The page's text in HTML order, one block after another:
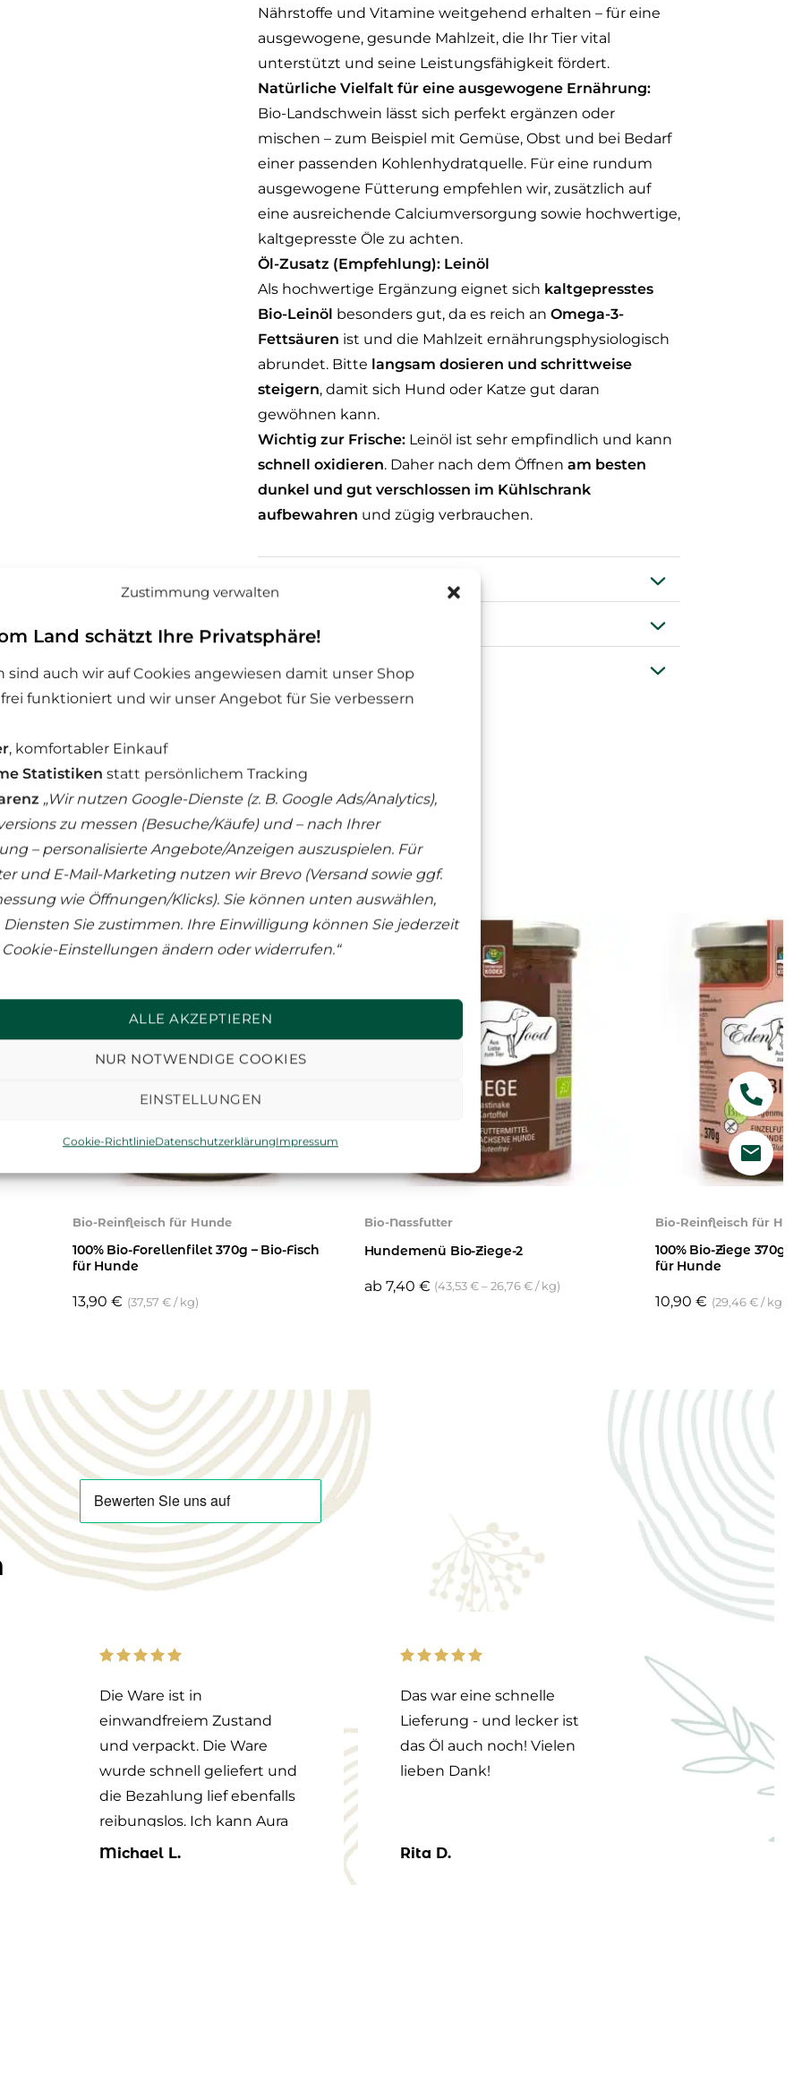
Zustimmung verwalten
Land schätzt Ihre Privatsphäre!
sind auch wir auf Cookies angewiesen damit unser Shop
funktioniert und wir unser Angebot für Sie verbessern
, komfortabler Einkauf
Statistiken statt persönlichem Tracking
„Wir nutzen Google-Dienste (z. B. Google Ads/Analytics),
zu messen (Besuche/Käufe) und – nach Ihrer
– personalisierte Angebote/Anzeigen auszuspielen. Für
und E-Mail-Marketing nutzen wir Brevo (Versand sowie ggf.
wie Öffnungen/Klicks). Sie können unten auswählen,
Diensten Sie zustimmen. Ihre Einwilligung können Sie jederzeit
Einstellungen ändern oder widerrufen.“
ALLE AKZEPTIEREN
NUR NOTWENDIGE COOKIES
EINSTELLUNGEN
Cookie-RichtlinieDatenschutzerklärungImpressum
Nährstoffe und Vitamine weitgehend erhalten – für eine
ausgewogene, gesunde Mahlzeit, die Ihr Tier vital
unterstützt und seine Leistungsfähigkeit fördert.
Natürliche Vielfalt für eine ausgewogene Ernährung:
Bio-Landschwein lässt sich perfekt ergänzen oder
mischen – zum Beispiel mit Gemüse, Obst und bei Bedarf
einer passenden Kohlenhydratquelle. Für eine rundum
ausgewogene Fütterung empfehlen wir, zusätzlich auf
eine ausreichende Calciumversorgung sowie hochwertige,
kaltgepresste Öle zu achten.
Öl-Zusatz (Empfehlung): Leinöl
Als hochwertige Ergänzung eignet sich kaltgepresstes
Bio-Leinöl besonders gut, da es reich an Omega-3-
Fettsäuren ist und die Mahlzeit ernährungsphysiologisch
abrundet. Bitte langsam dosieren und schrittweise
steigern, damit sich Hund oder Katze gut daran
gewöhnen kann.
Wichtig zur Frische: Leinöl ist sehr empfindlich und kann
schnell oxidieren. Daher nach dem Öffnen am besten
dunkel und gut verschlossen im Kühlschrank
aufbewahren und zügig verbrauchen.
Nährwertangaben
spannende Produkte
Bio-Reinfleisch für Hunde
100% Bio-Forellenfilet 370g – Bio-Fisch
für Hunde
13,90€ (37,57 €/kg)
Bio-Nassfutter
Hundemenü Bio-Ziege-2
ab 7,40 € (43,53€–26,76€/kg)
Bio-Reinfleisch für
100% Bio-Ziege 370g
für Hunde
10,90€ (29,46€/kg
Die Ware ist in
einwandfreiem Zustand
und verpackt. Die Ware
wurde schnell geliefert und
die Bezahlung lief ebenfalls
reibungslos. Ich kann Aura
Vom Land daher mit gutem
Michael L.
Das war eine schnelle
Lieferung - und lecker ist
das Öl auch noch! Vielen
lieben Dank!
Rita D.
Das
sehr guter
Schnelle
gute
Bis auf die
zufrieden.